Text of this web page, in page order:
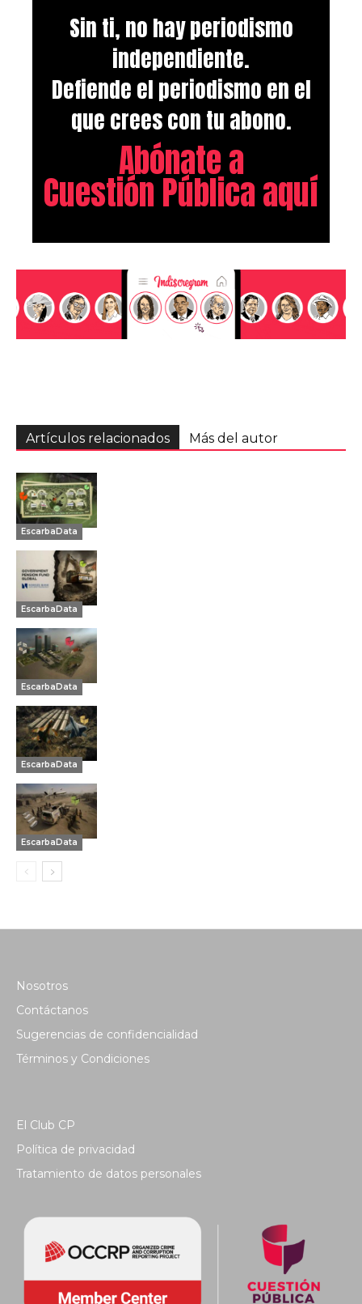
Sin ti, no hay periodismo
independiente.
Defiende el periodismo en el
que crees con tu abono.
Abónate a
Cuestión Pública aquí
Artículos relacionados Más del autor
EscarbaData
EscarbaData
EscarbaData
EscarbaData
EscarbaData
Nosotros
Contáctanos
Sugerencias de confidencialidad
Términos y Condiciones
El Club CP
Política de privacidad
Tratamiento de datos personales